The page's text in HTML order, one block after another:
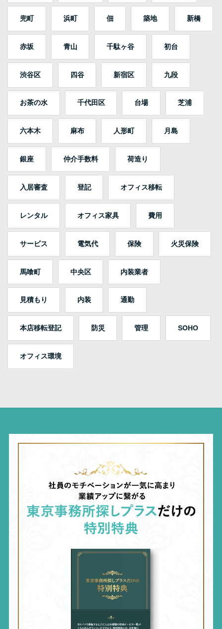
兜町 浜町 佃 築地 新橋
赤坂 青山 千駄ヶ谷 初台
渋谷区 四谷 新宿区 九段
お茶の水 千代田区 台場 芝浦
六本木 麻布 人形町 月島
銀座 仲介手数料 荷造り
入居審査 登記 オフィス移転
レンタル オフィス家具 費用
サービス 電気代 保険 火災保険
馬喰町 中央区 内装業者
見積もり 内装 通勤
本店移転登記 防災 管理 SOHO
オフィス環境